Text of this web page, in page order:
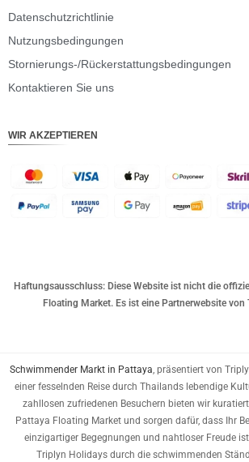
Datenschutzrichtlinie
Nutzungsbedingungen
Stornierungs-/Rückerstattungsbedingungen
Kontaktieren Sie uns
WIR AKZEPTIEREN
Haftungsausschluss: Diese Website ist nicht die
Floating Market. Es ist eine Partnerwebsite
Schwimmender Markt in Pattaya, präsentiert von
einer fesselnden Reise durch Thailands lebendige
zahllosen zufriedenen Besuchern bieten wir
Pattaya Floating Market und sorgen dafür, dass Ihr
einzigartiger Begegnungen und nahtloser Freude
Triplyn Holidays durch die schwimmenden